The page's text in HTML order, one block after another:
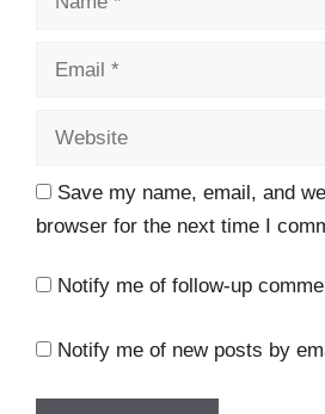
Save my name, email, and
browser for the next time I
Notify me of follow-up
Notify me of new posts by